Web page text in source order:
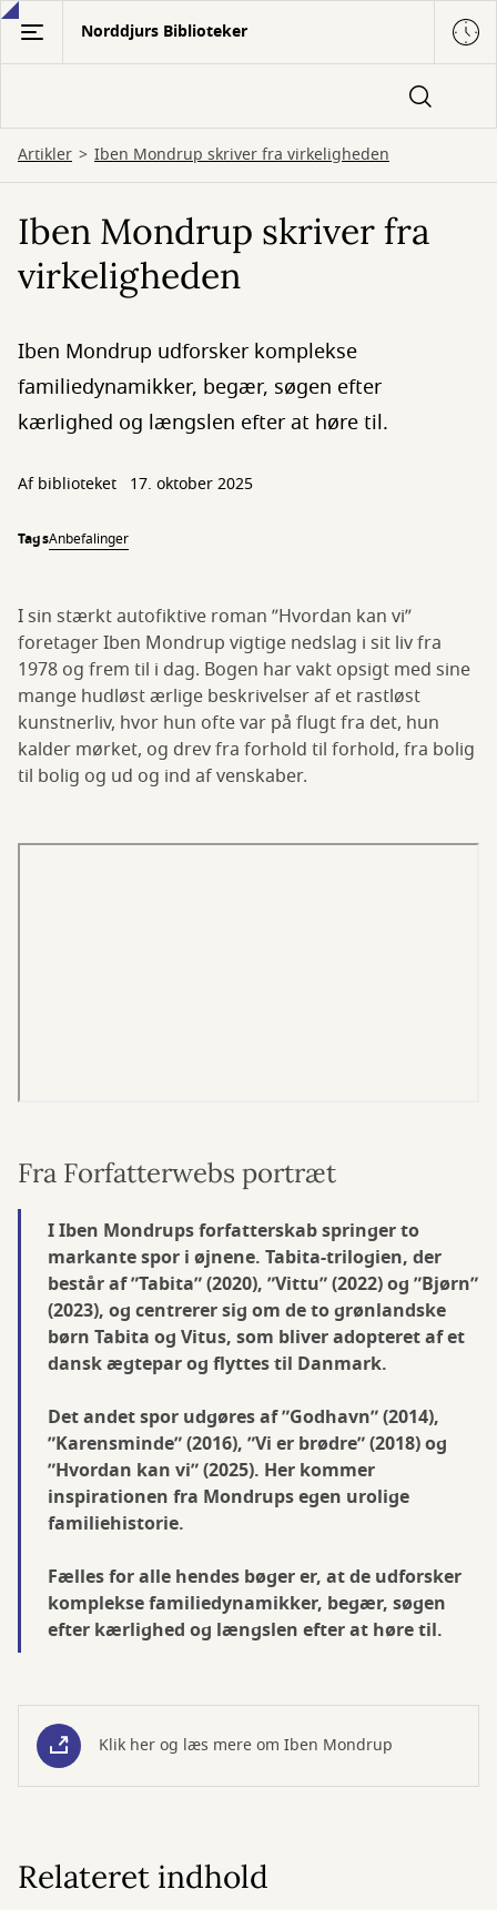
Gå
hovedindhold
Norddjurs Biblioteker
Artikler Iben Mondrup skriver fra virkeligheden
Iben Mondrup skriver fra
virkeligheden
Iben Mondrup udforsker komplekse
familiedynamikker, begær, søgen efter
kærlighed og længslen efter at høre til.
Af biblioteket 17. oktober 2025
TagsAnbefalinger
I sin stærkt autofiktive roman ”Hvordan kan vi”
foretager Iben Mondrup vigtige nedslag i sit liv fra
1978 og frem til i dag. Bogen har vakt opsigt med sine
mange hudløst ærlige beskrivelser af et rastløst
kunstnerliv, hvor hun ofte var på flugt fra det, hun
kalder mørket, og drev fra forhold til forhold, fra bolig
til bolig og ud og ind af venskaber.
Fra Forfatterwebs portræt
I Iben Mondrups forfatterskab springer to
markante spor i øjnene. Tabita-trilogien, der
består af ”Tabita” (2020), ”Vittu” (2022) og ”Bjørn”
(2023), og centrerer sig om de to grønlandske
børn Tabita og Vitus, som bliver adopteret af et
dansk ægtepar og flyttes til Danmark.
Det andet spor udgøres af ”Godhavn” (2014),
”Karensminde” (2016), ”Vi er brødre” (2018) og
”Hvordan kan vi” (2025). Her kommer
inspirationen fra Mondrups egen urolige
familiehistorie.
Fælles for alle hendes bøger er, at de udforsker
komplekse familiedynamikker, begær, søgen
efter kærlighed og længslen efter at høre til.
Klik her og læs mere om Iben Mondrup
Relateret indhold